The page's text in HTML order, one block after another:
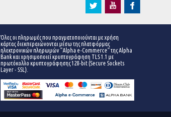
Όλες οι πληρωμές που πραγματοποιούνται με χρήση
κάρτας διεκπεραιώνονται μέσω της πλατφόρμας
ηλεκτρονικών πληρωμών "Alpha e-Commerce" της Alpha
Bank και χρησιμοποιεί κρυπτογράφηση TLS 1.1 με
πρωτόκολλο κρυπτογράφησης 128-bit (Secure Sockets
Layer - SSL).